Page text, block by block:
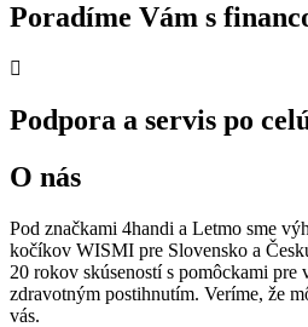
Poradíme Vám s
Podpora a servis po
O nás
Pod značkami 4handi a Letmo sme
kočíkov WISMI pre Slovensko a
20 rokov skúseností s pomôckami pre
zdravotným postihnutím. Veríme, že
vás.